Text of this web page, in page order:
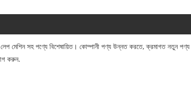
মেশিন সহ পণ্যে বিশেষায়িত। কোম্পানী পণ্য উন্নত করতে, ক্রমাগত নতুন
করুন.